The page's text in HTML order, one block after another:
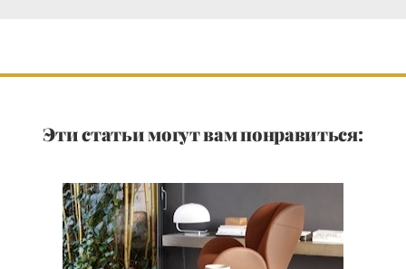
Эти статьи могут вам понравиться: